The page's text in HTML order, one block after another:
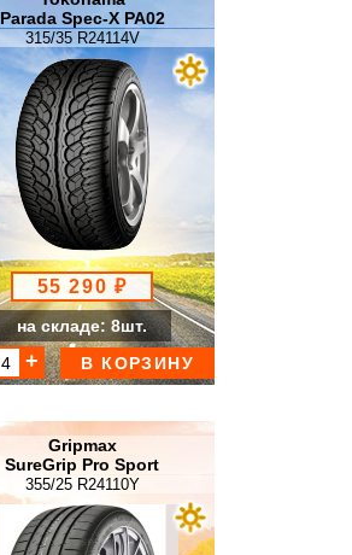
Parada Spec-X PA02
315/35 R24114V
55 290 ₽
на складе: 8шт.
В КОРЗИНУ
Gripmax
SureGrip Pro Sport
355/25 R24110Y